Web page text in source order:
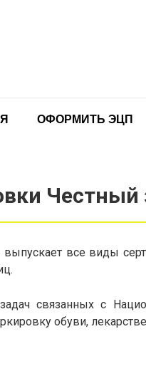
ОФОРМИТЬ ЭЦП
Честный
все виды
связанных с
обуви,